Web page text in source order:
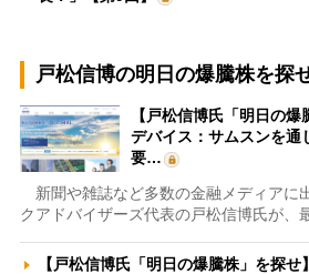
戸松信博の明日の爆騰株を探
【戸松信博氏「明日の
デバイス：サムスンを通
要…
新聞や雑誌など多数の金融メディアに
クアドバイザーズ代表の戸松信博氏が、
【戸松信博氏「明日の爆騰株」を探